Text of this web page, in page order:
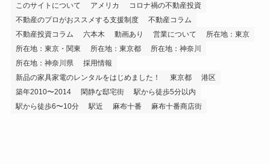
このサイトについて
アメリカ
コロナ禍の不動産投資
不動産のプロがおススメする支援制度
不動産コラム
不動産投資コラム
六本木 動画あり 営業について
所在地：東京
所在地：東京・関東
所在地：東京都
所在地：神奈川
所在地：神奈川県
採用情報
新品の家具家電のレンタルをはじめました！
東京都
港区
築年2010〜2014
閑静な邸宅街
駅から徒歩5分以内
駅から徒歩6〜10分
駅近 麻布十番 麻布十番商店街